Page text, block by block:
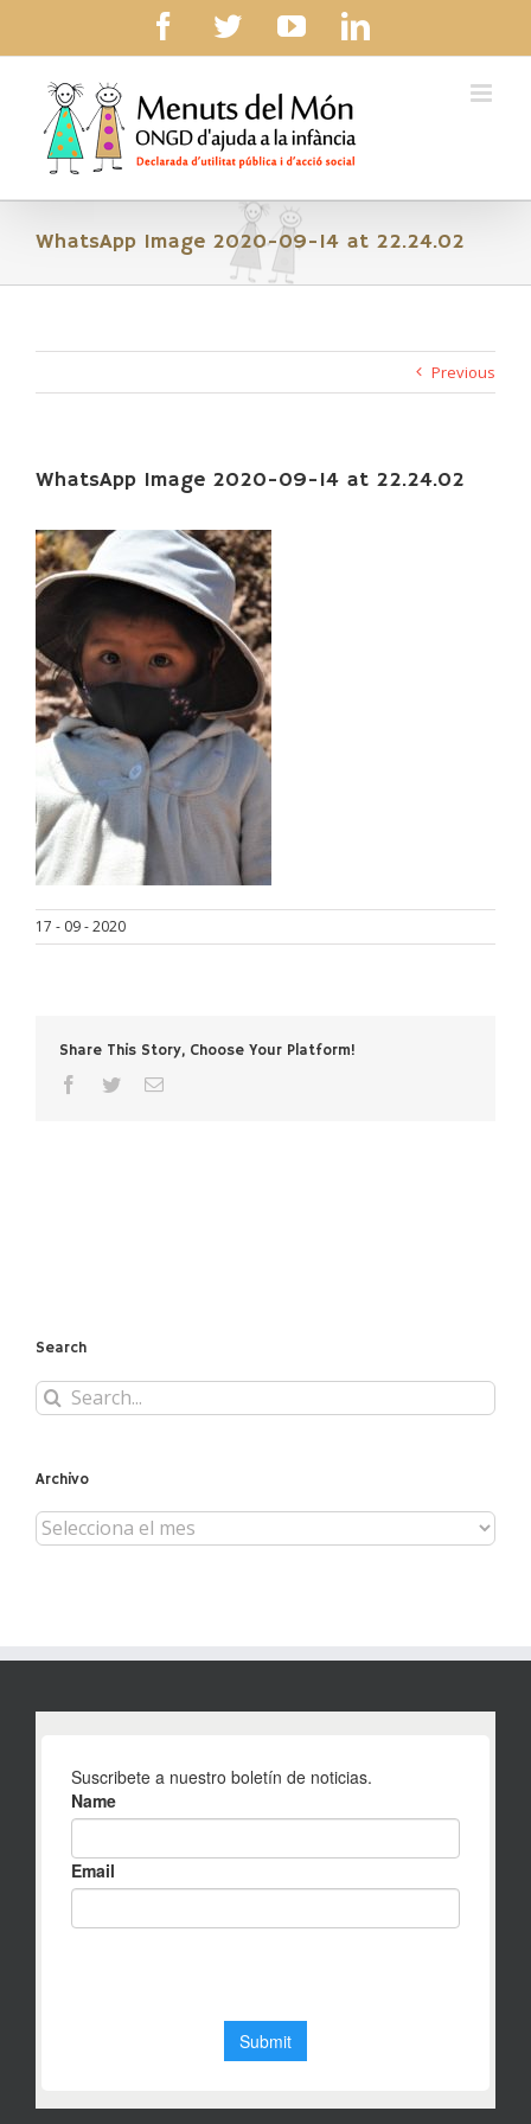
content
facebook
twitteryoutubelinkedin
WhatsApp Image 2020-09-14 at 22.24.02
Previous
WhatsApp Image 2020-09-14 at 22.24.02
17 - 09 - 2020
Share This Story, Choose Your Platform!
facebooktwitterEmail
Search
Search
for:
Archivo
Archivo